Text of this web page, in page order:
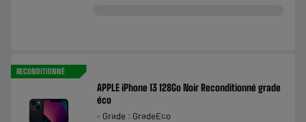
RECONDITIONNÉ
APPLE iPhone 13 128Go Noir Reconditionné grade
éco
Grade : GradeEco